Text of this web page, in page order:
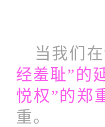
当我们在
经羞耻”的
悦权”的郑
重。